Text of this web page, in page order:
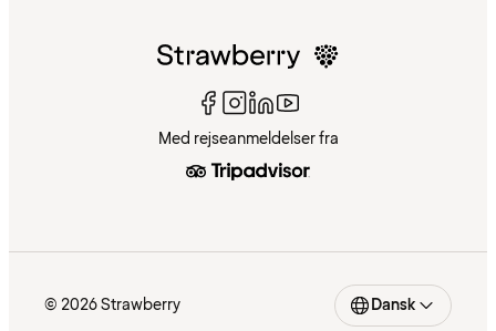
Med rejseanmeldelser fra
© 2026 Strawberry Dansk